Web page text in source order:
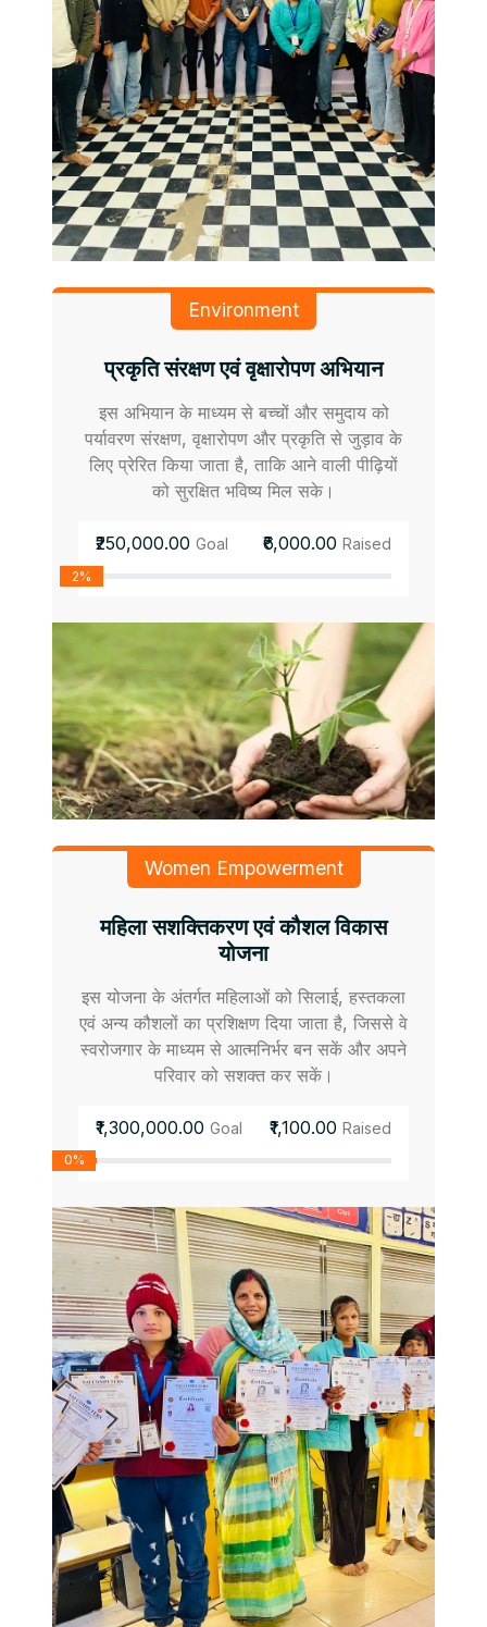
Environment
प्रकृति संरक्षण एवं वृक्षारोपण अभियान
इस अभियान के माध्यम से बच्चों और समुदाय को
पर्यावरण संरक्षण, वृक्षारोपण और प्रकृति से जुड़ाव के
लिए प्रेरित किया जाता है, ताकि आने वाली पीढ़ियों
को सुरक्षित भविष्य मिल सके।
₹250,000.00 Goal ₹6,000.00 Raised
2%
Women Empowerment
महिला सशक्तिकरण एवं कौशल विकास
योजना
इस योजना के अंतर्गत महिलाओं को सिलाई, हस्तकला
एवं अन्य कौशलों का प्रशिक्षण दिया जाता है, जिससे वे
स्वरोजगार के माध्यम से आत्मनिर्भर बन सकें और अपने
परिवार को सशक्त कर सकें।
₹1,300,000.00 Goal ₹1,100.00 Raised
0%